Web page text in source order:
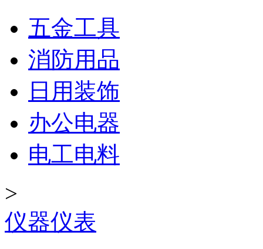
五金工具
消防用品
日用装饰
办公电器
电工电料
>
仪器仪表